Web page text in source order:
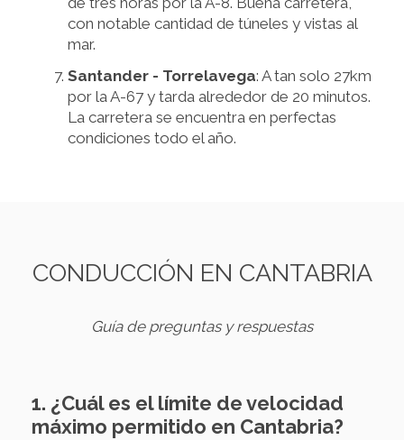
con notable cantidad de túneles y vistas al
mar.
Santander - Torrelavega: A tan solo 27km
por la A-67 y tarda alrededor de 20 minutos.
La carretera se encuentra en perfectas
condiciones todo el año.
CONDUCCIÓN EN CANTABRIA
Guía de preguntas y respuestas
1. ¿Cuál es el límite de velocidad
máximo permitido en Cantabria?